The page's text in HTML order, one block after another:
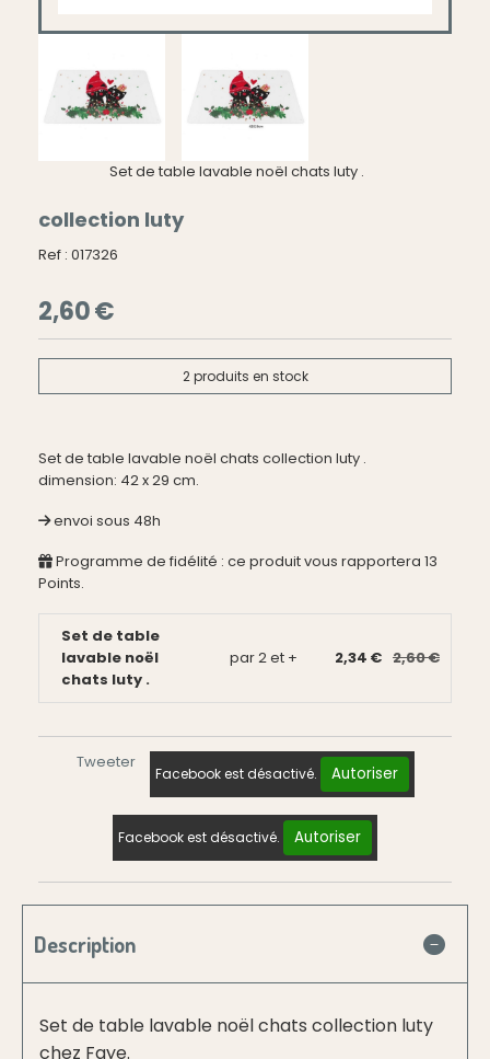
Set de table lavable noël chats luty .
collection luty
Ref : 017326
2,60€
2produits en stock
Set de table lavable noël chats collection luty .
dimension: 42 x 29 cm.
envoi sous 48h
Programme de fidélité : ce produit vous rapportera 13
Points.
Set de table
lavable noël
chats luty .
par 2 et + 2,34 € 2,60 €
Tweeter
Facebook est désactivé. Autoriser
Facebook est désactivé. Autoriser
Description
Set de table lavable noël chats collection luty
chez Faye.